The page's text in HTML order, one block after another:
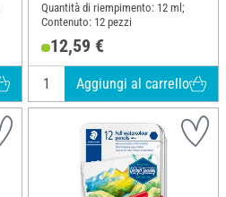
Quantità di riempimento: 12 ml;
Contenuto: 12 pezzi
12,59 €
Aggiungi al carrello